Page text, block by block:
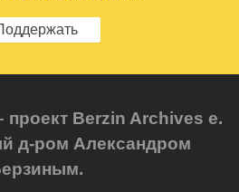
Berzin Archives e.
д-ром Александром